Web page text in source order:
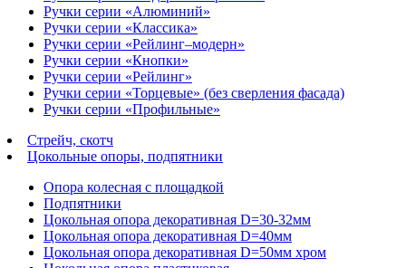
Ручки серии «Алюминий»
Ручки серии «Классика»
Ручки серии «Рейлинг–модерн»
Ручки серии «Кнопки»
Ручки серии «Рейлинг»
Ручки серии «Торцевые» (без сверления фасада)
Ручки серии «Профильные»
Стрейч, скотч
Цокольные опоры, подпятники
Опора колесная с площадкой
Подпятники
Цокольная опора декоративная D=30-32мм
Цокольная опора декоративная D=40мм
Цокольная опора декоративная D=50мм хром